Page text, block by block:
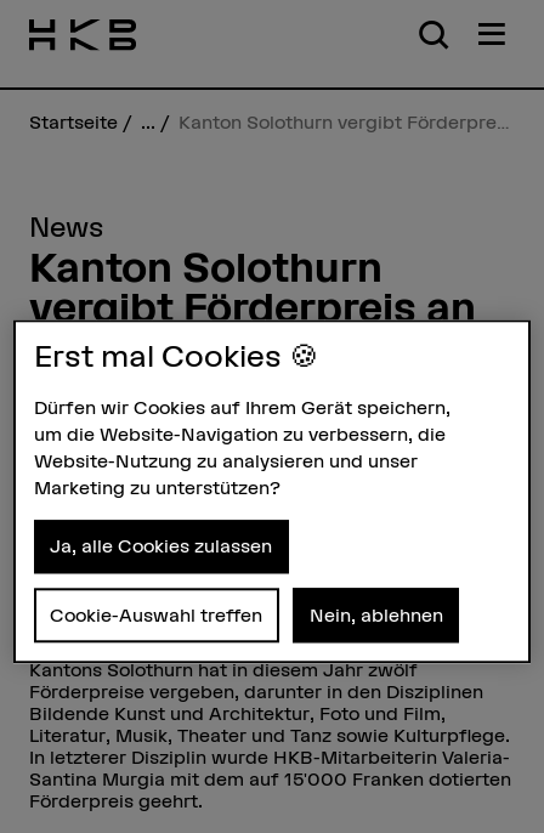
Startseite ...
News
Kanton Solothurn
vergibt Förderpreis an
HKB-Mitarbeiterin
18.05.2026
Die ehemalige HKB-
Studentin und jetzige Mitarbeiterin
Valeria-Santina Murgia gewinnt den
Förderpreis in der Disziplin
Kulturpflege des Kanton Solothurn.
Das Kantonale Kuratorium für Kulturförderung des
Kantons Solothurn hat in diesem Jahr zwölf
Förderpreise vergeben, darunter in den Disziplinen
Bildende Kunst und Architektur, Foto und Film,
Literatur, Musik, Theater und Tanz sowie Kulturpflege.
In letzterer Disziplin wurde HKB-Mitarbeiterin Valeria-
Santina Murgia mit dem auf 15'000 Franken dotierten
Förderpreis geehrt.
Erst mal Cookies 🍪
Dürfen wir Cookies auf Ihrem Gerät speichern,
um die Website-Navigation zu verbessern, die
Website-Nutzung zu analysieren und unser
Marketing zu unterstützen?
Ja, alle Cookies zulassen
Cookie-Auswahl treffen Nein, ablehnen